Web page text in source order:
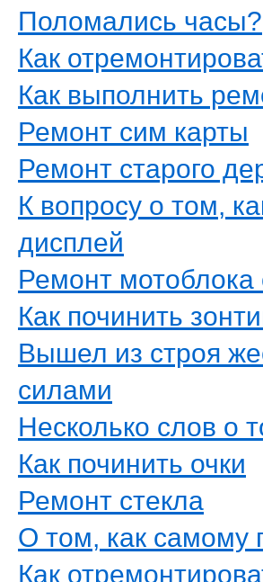
Поломались часы?
Как
Как выполнить
Ремонт сим карты
Ремонт старого
К вопросу о том,
дисплей
Ремонт
Как починить
Вышел из строя
силами
Несколько слов о
Как починить очки
Ремонт стекла
О том, как самому
Как